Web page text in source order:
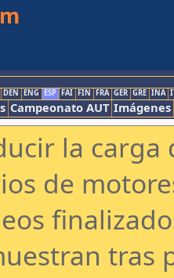
DEN ENG ESP FAI FIN FRA GER GRE INA
Campeonato AUT Imágenes
la
de
tras